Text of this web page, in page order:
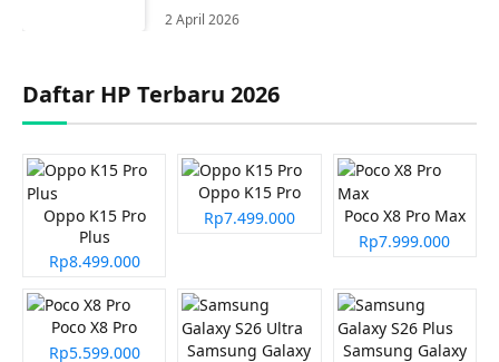
2 April 2026
Daftar HP Terbaru 2026
Oppo K15 Pro
Plus
Rp8.499.000
Oppo K15 Pro
Rp7.499.000
Poco X8 Pro Max
Rp7.999.000
Poco X8 Pro
Rp5.599.000
Samsung Galaxy
Samsung Galaxy